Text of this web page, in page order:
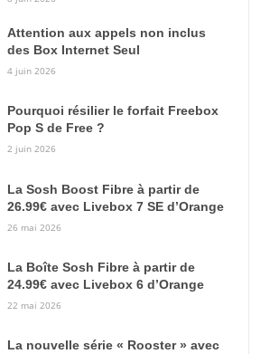
Attention aux appels non inclus
des Box Internet Seul
4 juin 2026
Pourquoi résilier le forfait Freebox
Pop S de Free ?
2 juin 2026
La Sosh Boost Fibre à partir de
26.99€ avec Livebox 7 SE d’Orange
26 mai 2026
La Boîte Sosh Fibre à partir de
24.99€ avec Livebox 6 d’Orange
22 mai 2026
La nouvelle série « Rooster » avec